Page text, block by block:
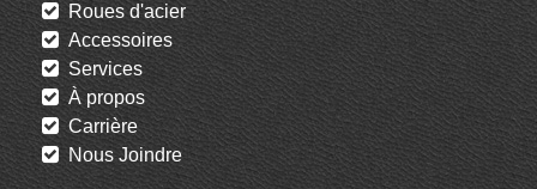
Roues d'acier
Accessoires
Services
À propos
Carrière
Nous Joindre